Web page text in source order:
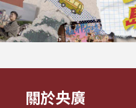
關於央廣